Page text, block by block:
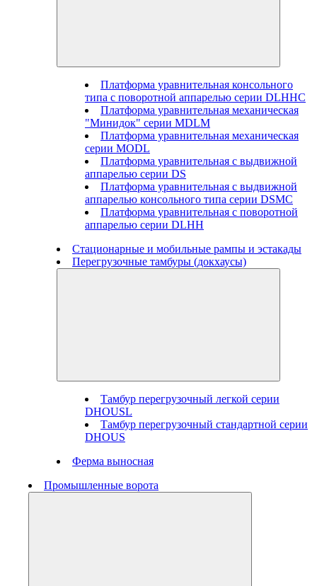
Платформа уравнительная консольного
типа с поворотной аппарелью серии DLHHC
Платформа уравнительная механическая
"Минидок" серии MDLM
Платформа уравнительная механическая
серии MODL
Платформа уравнительная с выдвижной
аппарелью серии DS
Платформа уравнительная с выдвижной
аппарелью консольного типа серии DSMC
Платформа уравнительная с поворотной
аппарелью серии DLHH
Стационарные и мобильные рампы и эстакады
Перегрузочные тамбуры (докхаусы)
Тамбур перегрузочный легкой серии
DHOUSL
Тамбур перегрузочный стандартной серии
DHOUS
Ферма выносная
Промышленные ворота